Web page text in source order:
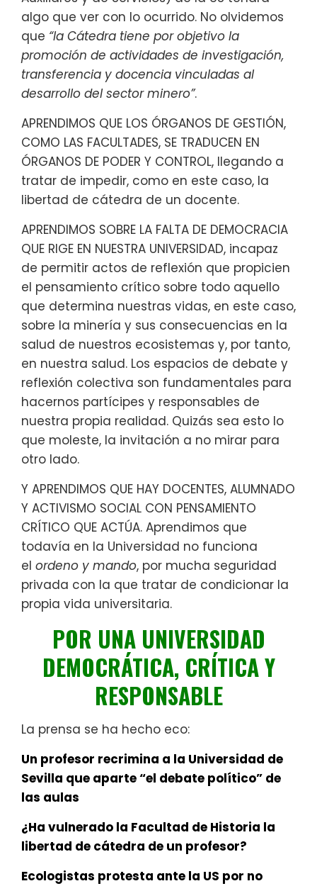
algo que ver con lo ocurrido. No olvidemos
que “la Cátedra tiene por objetivo la
promoción de actividades de investigación,
transferencia y docencia vinculadas al
desarrollo del sector minero”.
APRENDIMOS QUE LOS ÓRGANOS DE GESTIÓN,
COMO LAS FACULTADES, SE TRADUCEN EN
ÓRGANOS DE PODER Y CONTROL, llegando a
tratar de impedir, como en este caso, la
libertad de cátedra de un docente.
APRENDIMOS SOBRE LA FALTA DE DEMOCRACIA
QUE RIGE EN NUESTRA UNIVERSIDAD, incapaz
de permitir actos de reflexión que propicien
el pensamiento crítico sobre todo aquello
que determina nuestras vidas, en este caso,
sobre la minería y sus consecuencias en la
salud de nuestros ecosistemas y, por tanto,
en nuestra salud. Los espacios de debate y
reflexión colectiva son fundamentales para
hacernos partícipes y responsables de
nuestra propia realidad. Quizás sea esto lo
que moleste, la invitación a no mirar para
otro lado.
Y APRENDIMOS QUE HAY DOCENTES, ALUMNADO
Y ACTIVISMO SOCIAL CON PENSAMIENTO
CRÍTICO QUE ACTÚA. Aprendimos que
todavía en la Universidad no funciona
el ordeno y mando, por mucha seguridad
privada con la que tratar de condicionar la
propia vida universitaria.
POR UNA UNIVERSIDAD
DEMOCRÁTICA, CRÍTICA Y
RESPONSABLE
La prensa se ha hecho eco:
Un profesor recrimina a la Universidad de
Sevilla que aparte “el debate político” de
las aulas
¿Ha vulnerado la Facultad de Historia la
libertad de cátedra de un profesor?
Ecologistas protesta ante la US por no